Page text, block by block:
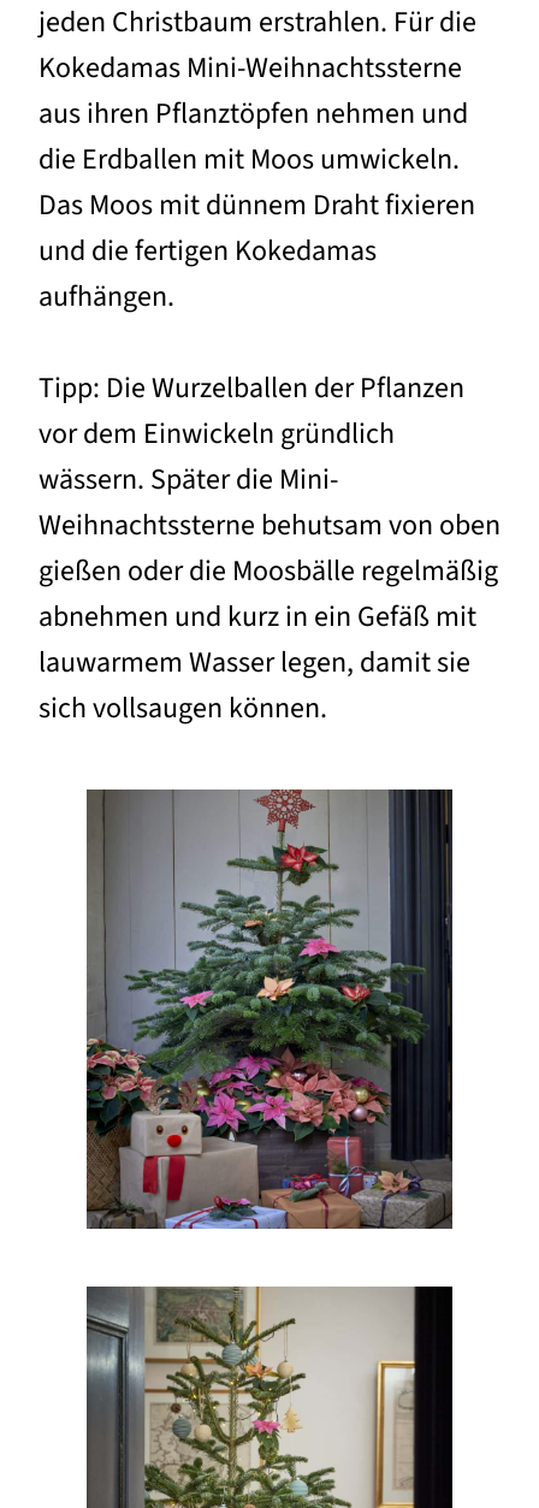
jeden Christbaum erstrahlen. Für die
Kokedamas Mini-Weihnachtssterne
aus ihren Pflanztöpfen nehmen und
die Erdballen mit Moos umwickeln.
Das Moos mit dünnem Draht fixieren
und die fertigen Kokedamas
aufhängen.
Tipp: Die Wurzelballen der Pflanzen
vor dem Einwickeln gründlich
wässern. Später die Mini-
Weihnachtssterne behutsam von oben
gießen oder die Moosbälle regelmäßig
abnehmen und kurz in ein Gefäß mit
lauwarmem Wasser legen, damit sie
sich vollsaugen können.